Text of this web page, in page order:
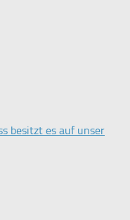
besitzt es auf unser